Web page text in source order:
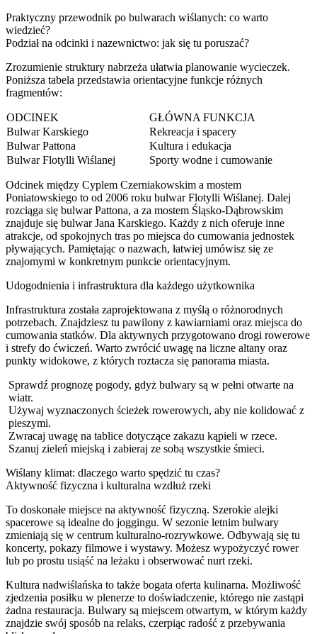
Praktyczny przewodnik po bulwarach wiślanych: co warto
wiedzieć?
Podział na odcinki i nazewnictwo: jak się tu poruszać?
Zrozumienie struktury nabrzeża ułatwia planowanie wycieczek.
Poniższa tabela przedstawia orientacyjne funkcje różnych
fragmentów:
ODCINEK
GŁÓWNA FUNKCJA
Bulwar Karskiego
Rekreacja i spacery
Bulwar Pattona
Kultura i edukacja
Bulwar Flotylli Wiślanej
Sporty wodne i cumowanie
Odcinek między Cyplem Czerniakowskim a mostem
Poniatowskiego to od 2006 roku bulwar Flotylli Wiślanej. Dalej
rozciąga się bulwar Pattona, a za mostem Śląsko-Dąbrowskim
znajduje się bulwar Jana Karskiego. Każdy z nich oferuje inne
atrakcje, od spokojnych tras po miejsca do cumowania jednostek
pływających. Pamiętając o nazwach, łatwiej umówisz się ze
znajomymi w konkretnym punkcie orientacyjnym.
Udogodnienia i infrastruktura dla każdego użytkownika
Infrastruktura została zaprojektowana z myślą o różnorodnych
potrzebach. Znajdziesz tu pawilony z kawiarniami oraz miejsca do
cumowania statków. Dla aktywnych przygotowano drogi rowerowe
i strefy do ćwiczeń. Warto zwrócić uwagę na liczne altany oraz
punkty widokowe, z których roztacza się panorama miasta.
Sprawdź prognozę pogody, gdyż bulwary są w pełni otwarte na
wiatr.
Używaj wyznaczonych ścieżek rowerowych, aby nie kolidować z
pieszymi.
Zwracaj uwagę na tablice dotyczące zakazu kąpieli w rzece.
Szanuj zieleń miejską i zabieraj ze sobą wszystkie śmieci.
Wiślany klimat: dlaczego warto spędzić tu czas?
Aktywność fizyczna i kulturalna wzdłuż rzeki
To doskonałe miejsce na aktywność fizyczną. Szerokie alejki
spacerowe są idealne do joggingu. W sezonie letnim bulwary
zmieniają się w centrum kulturalno-rozrywkowe. Odbywają się tu
koncerty, pokazy filmowe i wystawy. Możesz wypożyczyć rower
lub po prostu usiąść na leżaku i obserwować nurt rzeki.
Kultura nadwiślańska to także bogata oferta kulinarna. Możliwość
zjedzenia posiłku w plenerze to doświadczenie, którego nie zastąpi
żadna restauracja. Bulwary są miejscem otwartym, w którym każdy
znajdzie swój sposób na relaks, czerpiąc radość z przebywania